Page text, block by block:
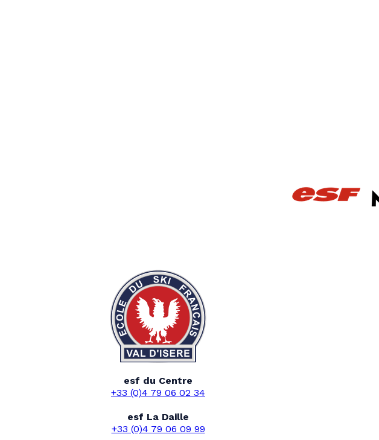
esf du Centre
+33 (0)4 79 06 02 34
esf La Daille
+33 (0)4 79 06 09 99